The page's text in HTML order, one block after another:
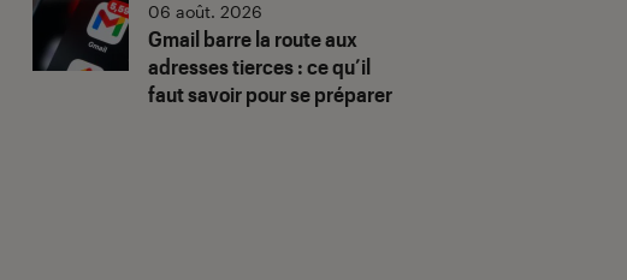
Gmail barre la route aux
adresses tierces : ce qu’il
faut savoir pour se préparer
06 août. 2026